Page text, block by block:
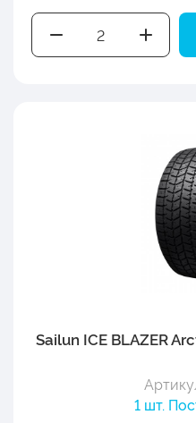
Sailun ICE BLAZER
1 шт.